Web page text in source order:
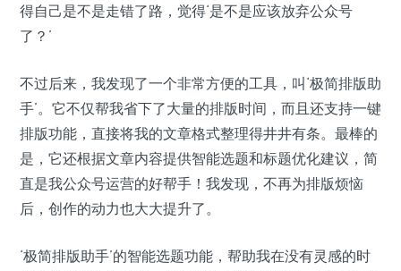
得自己是不是走错了路，觉得‘是不是应该放弃公众号
了？’
不过后来，我发现了一个非常方便的工具，叫‘极简排版助
手’。它不仅帮我省下了大量的排版时间，而且还支持一键
排版功能，直接将我的文章格式整理得井井有条。最棒的
是，它还根据文章内容提供智能选题和标题优化建议，简
直是我公众号运营的好帮手！我发现，不再为排版烦恼
后，创作的动力也大大提升了。
‘极简排版助手’的智能选题功能，帮助我在没有灵感的时